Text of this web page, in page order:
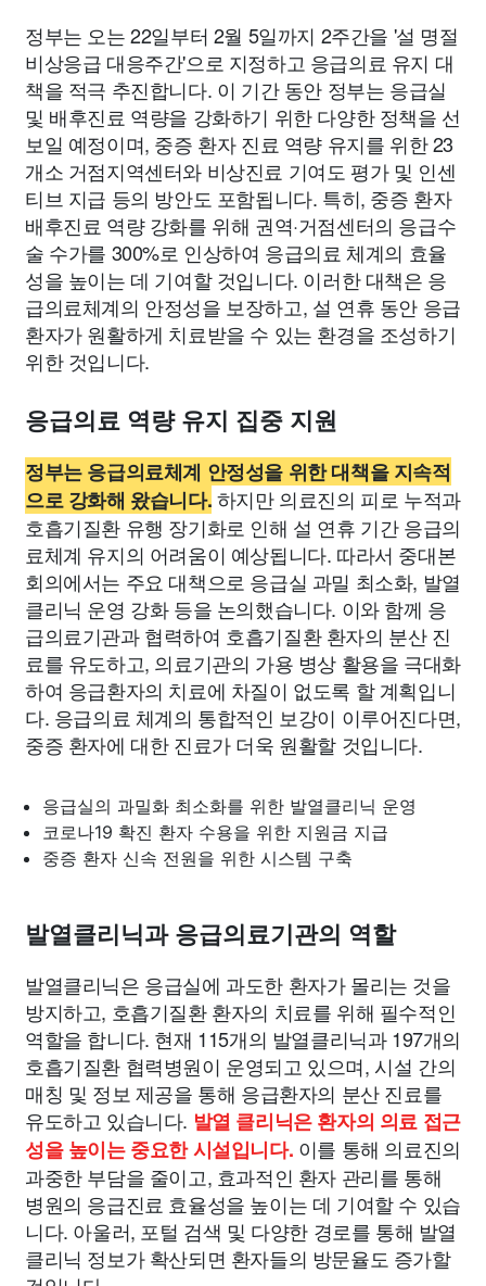
정부는 오는 22일부터 2월 5일까지 2주간을 '설 명절
비상응급 대응주간'으로 지정하고 응급의료 유지 대
책을 적극 추진합니다. 이 기간 동안 정부는 응급실
및 배후진료 역량을 강화하기 위한 다양한 정책을 선
보일 예정이며, 중증 환자 진료 역량 유지를 위한 23
개소 거점지역센터와 비상진료 기여도 평가 및 인센
티브 지급 등의 방안도 포함됩니다. 특히, 중증 환자
배후진료 역량 강화를 위해 권역·거점센터의 응급수
술 수가를 300%로 인상하여 응급의료 체계의 효율
성을 높이는 데 기여할 것입니다. 이러한 대책은 응
급의료체계의 안정성을 보장하고, 설 연휴 동안 응급
환자가 원활하게 치료받을 수 있는 환경을 조성하기
위한 것입니다.
응급의료 역량 유지 집중 지원
정부는 응급의료체계 안정성을 위한 대책을 지속적
으로 강화해 왔습니다.하지만 의료진의 피로 누적과
호흡기질환 유행 장기화로 인해 설 연휴 기간 응급의
료체계 유지의 어려움이 예상됩니다. 따라서 중대본
회의에서는 주요 대책으로 응급실 과밀 최소화, 발열
클리닉 운영 강화 등을 논의했습니다. 이와 함께 응
급의료기관과 협력하여 호흡기질환 환자의 분산 진
료를 유도하고, 의료기관의 가용 병상 활용을 극대화
하여 응급환자의 치료에 차질이 없도록 할 계획입니
다. 응급의료 체계의 통합적인 보강이 이루어진다면,
중증 환자에 대한 진료가 더욱 원활할 것입니다.
응급실의 과밀화 최소화를 위한 발열클리닉 운영
코로나19 확진 환자 수용을 위한 지원금 지급
중증 환자 신속 전원을 위한 시스템 구축
발열클리닉과 응급의료기관의 역할
발열클리닉은 응급실에 과도한 환자가 몰리는 것을
방지하고, 호흡기질환 환자의 치료를 위해 필수적인
역할을 합니다. 현재 115개의 발열클리닉과 197개의
호흡기질환 협력병원이 운영되고 있으며, 시설 간의
매칭 및 정보 제공을 통해 응급환자의 분산 진료를
유도하고 있습니다. 발열 클리닉은 환자의 의료 접근
성을 높이는 중요한 시설입니다. 이를 통해 의료진의
과중한 부담을 줄이고, 효과적인 환자 관리를 통해
병원의 응급진료 효율성을 높이는 데 기여할 수 있습
니다. 아울러, 포털 검색 및 다양한 경로를 통해 발열
클리닉 정보가 확산되면 환자들의 방문율도 증가할